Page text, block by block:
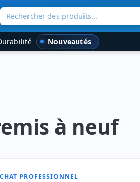
Rechercher des produits...
Nouveautés
à neuf
PROFESSIONNEL